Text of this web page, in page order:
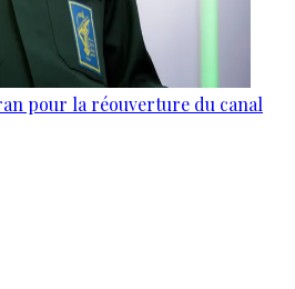
pour la réouverture du canal